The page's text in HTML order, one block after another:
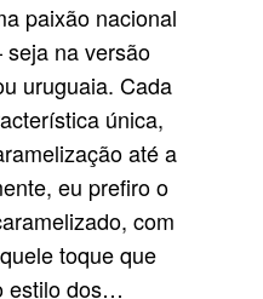
paixão nacional
na versão
uruguaia. Cada
única,
até a
eu prefiro o
com
toque que
estilo dos…